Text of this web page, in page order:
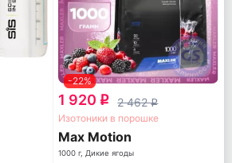
-22%
1 920 q 2 462q
Изотоники в порошке
Max Motion
1000 г, Дикие ягоды